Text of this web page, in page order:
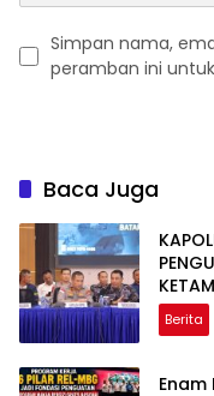
Simpan nama,
peramban ini
Baca Juga
Berita
Enam